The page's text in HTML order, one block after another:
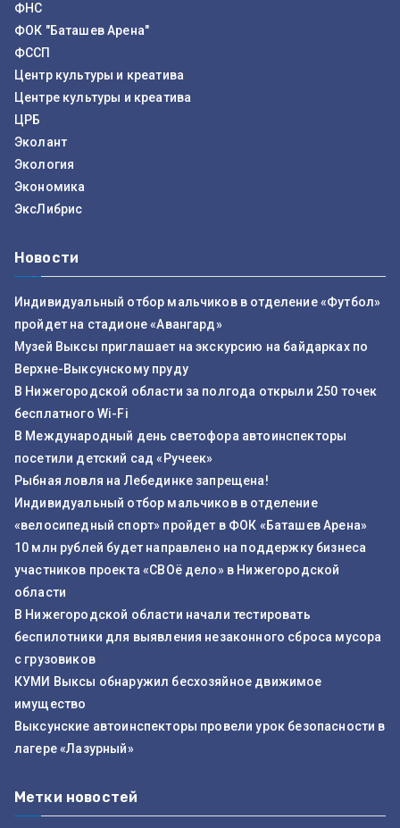
ФНС
ФОК "Баташев Арена"
ФССП
Центр культуры и креатива
Центре культуры и креатива
ЦРБ
Эколант
Экология
Экономика
ЭксЛибрис
Новости
Индивидуальный отбор мальчиков в отделение «Футбол»
пройдет на стадионе «Авангард»
Музей Выксы приглашает на экскурсию на байдарках по
Верхне-Выксунскому пруду
В Нижегородской области за полгода открыли 250 точек
бесплатного Wi-Fi
В Международный день светофора автоинспекторы
посетили детский сад «Ручеек»
Рыбная ловля на Лебединке запрещена!
Индивидуальный отбор мальчиков в отделение
«велосипедный спорт» пройдет в ФОК «Баташев Арена»
10 млн рублей будет направлено на поддержку бизнеса
участников проекта «СВОё дело» в Нижегородской
области
В Нижегородской области начали тестировать
беспилотники для выявления незаконного сброса мусора
с грузовиков
КУМИ Выксы обнаружил бесхозяйное движимое
имущество
Выксунские автоинспекторы провели урок безопасности в
лагере «Лазурный»
Метки новостей